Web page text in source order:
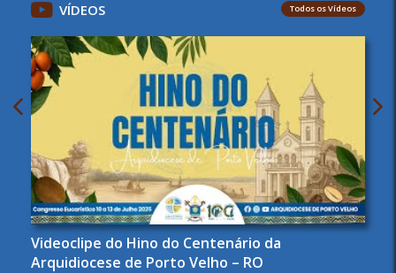
VÍDEOS Todos os Vídeos
Videoclipe do Hino do Centenário da
Arquidiocese de Porto Velho – RO